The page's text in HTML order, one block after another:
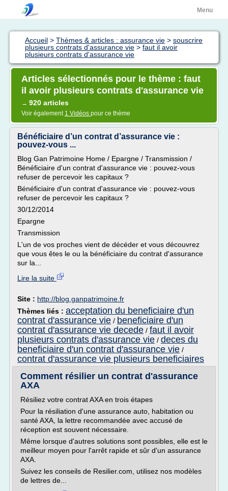
Menu
Accueil > Thèmes & articles : assurance vie > souscrire
plusieurs contrats d'assurance vie > faut il avoir
plusieurs contrats d'assurance vie
Articles sélectionnés pour le thème : faut
il avoir plusieurs contrats d'assurance vie
→ 920 articles
Voir également 1 Vidéos pour ce thème
Bénéficiaire d’un contrat d’assurance vie :
pouvez-vous ...
Blog Gan Patrimoine Home / Epargne / Transmission /
Bénéficiaire d'un contrat d'assurance vie : pouvez-vous
refuser de percevoir les capitaux ?
Bénéficiaire d'un contrat d'assurance vie : pouvez-vous
refuser de percevoir les capitaux ?
30/12/2014
Epargne
Transmission
L'un de vos proches vient de décéder et vous découvrez
que vous êtes le ou la bénéficiaire du contrat d'assurance
sur la...
Lire la suite
Site : http://blog.ganpatrimoine.fr
Thèmes liés : acceptation du beneficiaire d'un
contrat d'assurance vie / beneficiaire d'un
contrat d'assurance vie decede / faut il avoir
plusieurs contrats d'assurance vie / deces du
beneficiaire d'un contrat d'assurance vie /
contrat d'assurance vie plusieurs beneficiaires
Comment résilier un contrat d'assurance
AXA
Résiliez votre contrat AXA en trois étapes
Pour la résiliation d'une assurance auto, habitation ou
santé AXA, la lettre recommandée avec accusé de
réception est souvent nécessaire.
Même lorsque d'autres solutions sont possibles, elle est le
meilleur moyen pour l'arrêt rapide et sûr d'un assurance
AXA.
Suivez les conseils de Resilier.com, utilisez nos modèles
de lettres de...